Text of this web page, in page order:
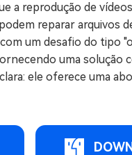
a reprodução de
reparar arquivos
um desafio do tipo
uma solução
ele oferece uma